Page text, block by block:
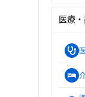
医療